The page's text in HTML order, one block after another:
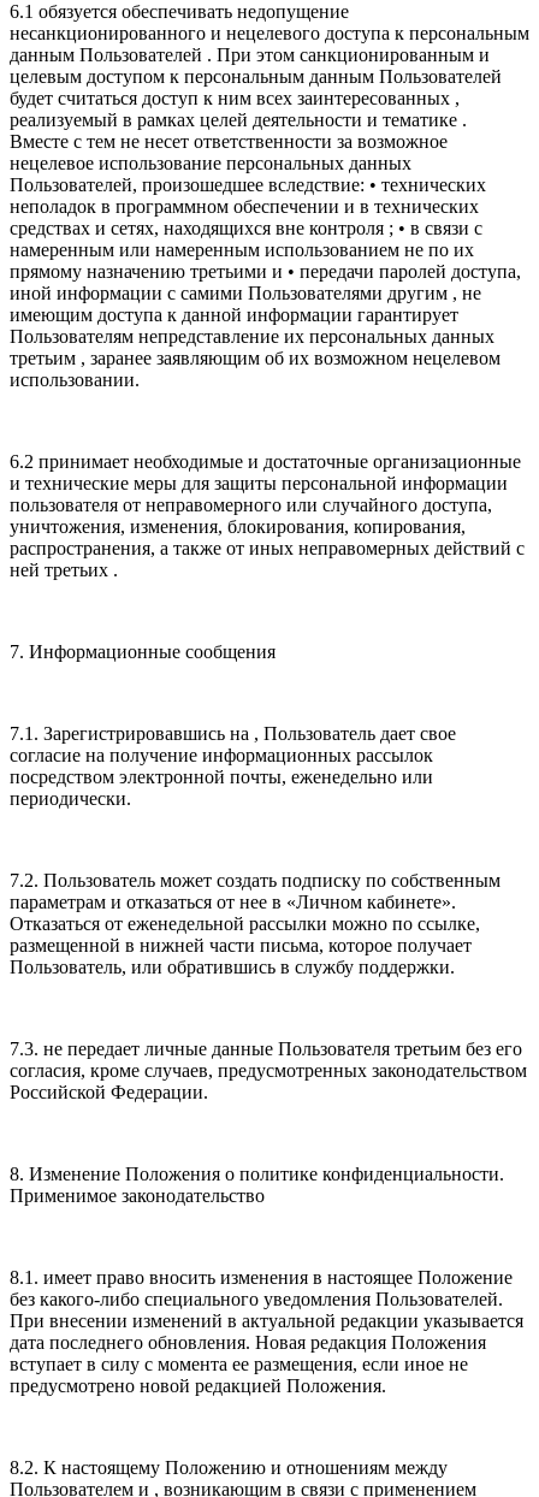
6.1 обязуется обеспечивать недопущение
несанкционированного и нецелевого доступа к персональным
данным Пользователей . При этом санкционированным и
целевым доступом к персональным данным Пользователей
будет считаться доступ к ним всех заинтересованных ,
реализуемый в рамках целей деятельности и тематике .
Вместе с тем не несет ответственности за возможное
нецелевое использование персональных данных
Пользователей, произошедшее вследствие: • технических
неполадок в программном обеспечении и в технических
средствах и сетях, находящихся вне контроля ; • в связи с
намеренным или намеренным использованием не по их
прямому назначению третьими и • передачи паролей доступа,
иной информации с самими Пользователями другим , не
имеющим доступа к данной информации гарантирует
Пользователям непредставление их персональных данных
третьим , заранее заявляющим об их возможном нецелевом
использовании.
6.2 принимает необходимые и достаточные организационные
и технические меры для защиты персональной информации
пользователя от неправомерного или случайного доступа,
уничтожения, изменения, блокирования, копирования,
распространения, а также от иных неправомерных действий с
ней третьих .
7. Информационные сообщения
7.1. Зарегистрировавшись на , Пользователь дает свое
согласие на получение информационных рассылок
посредством электронной почты, еженедельно или
периодически.
7.2. Пользователь может создать подписку по собственным
параметрам и отказаться от нее в «Личном кабинете».
Отказаться от еженедельной рассылки можно по ссылке,
размещенной в нижней части письма, которое получает
Пользователь, или обратившись в службу поддержки.
7.3. не передает личные данные Пользователя третьим без его
согласия, кроме случаев, предусмотренных законодательством
Российской Федерации.
8. Изменение Положения о политике конфиденциальности.
Применимое законодательство
8.1. имеет право вносить изменения в настоящее Положение
без какого-либо специального уведомления Пользователей.
При внесении изменений в актуальной редакции указывается
дата последнего обновления. Новая редакция Положения
вступает в силу с момента ее размещения, если иное не
предусмотрено новой редакцией Положения.
8.2. К настоящему Положению и отношениям между
Пользователем и , возникающим в связи с применением